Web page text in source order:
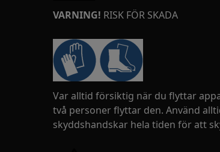
VARNING! RISK FÖR SKADA
Var alltid försiktig när du flyttar
två personer flyttar den. Använd
skyddshandskar hela tiden för att